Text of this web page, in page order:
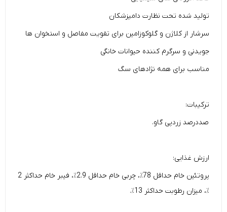
تولید شده تحت نظارت دامپزشکان
سرشار از کلاژن و گلوکوزامین برای تقویت مفاصل و استخوان ها
جویدنی و سرگرم کننده حیوانات خانگی
مناسب برای همه نژادهای سگ
ترکیبات:
صددرصد زردپی گاو.
ارزش غذایی:
پروتئین خام حداقل 78٪، چربی خام حداقل 2.9٪، فیبر خام حداکثر 2
٪، میزان رطوبت حداکثر 13٪.